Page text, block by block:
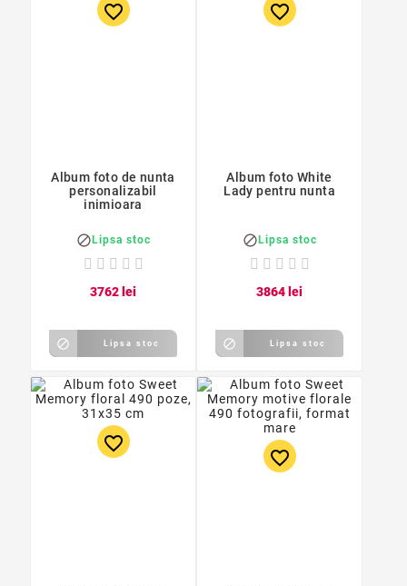
favorite_border
Album foto de nunta
personalizabil
inimioara
 Lipsa stoc
3762 lei
 Lipsa stoc
favorite_border
Album foto White
Lady pentru nunta
 Lipsa stoc
3864 lei
 Lipsa stoc
favorite_border
favorite_border